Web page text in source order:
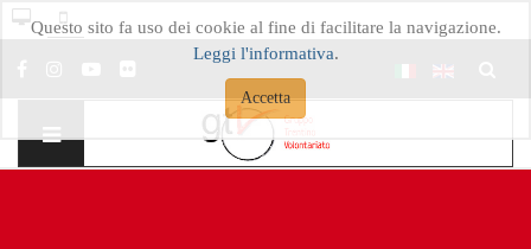
Questo sito fa uso dei cookie al fine di facilitare la navigazione.
Leggi l'informativa.
Accetta